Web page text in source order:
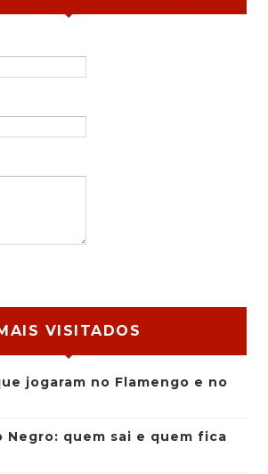
VISITADOS
jogaram no Flamengo e no
Negro: quem sai e quem fica